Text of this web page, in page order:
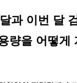
과 이번 달
량을 어떻게